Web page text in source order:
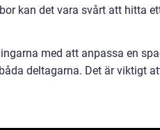
kan det vara svårt att hitta
med att anpassa en
deltagarna. Det är viktigt